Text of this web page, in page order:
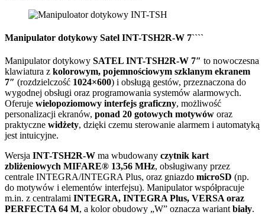
Manipulator dotykowy Satel INT-TSH2R-W 7````
Manipulator dotykowy SATEL INT-TSH2R-W 7″ to nowoczesna
klawiatura z kolorowym, pojemnościowym szklanym ekranem
7″ (rozdzielczość 1024×600) i obsługą gestów, przeznaczona do
wygodnej obsługi oraz programowania systemów alarmowych.
Oferuje wielopoziomowy interfejs graficzny, możliwość
personalizacji ekranów, ponad 20 gotowych motywów oraz
praktyczne widżety, dzięki czemu sterowanie alarmem i automatyką
jest intuicyjne.
Wersja INT-TSH2R-W ma wbudowany czytnik kart
zbliżeniowych MIFARE® 13,56 MHz, obsługiwany przez
centrale INTEGRA/INTEGRA Plus, oraz gniazdo microSD (np.
do motywów i elementów interfejsu). Manipulator współpracuje
m.in. z centralami INTEGRA, INTEGRA Plus, VERSA oraz
PERFECTA 64 M, a kolor obudowy „W” oznacza wariant biały.